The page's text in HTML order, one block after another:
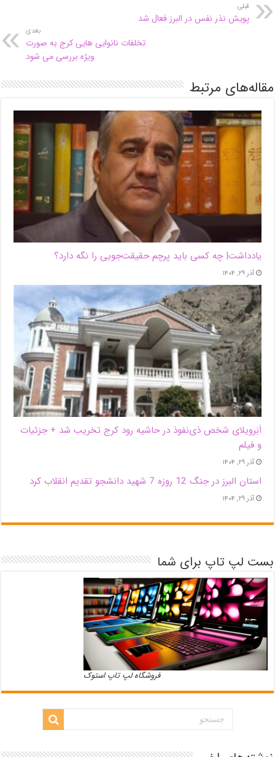
قبلی
پویش نذر نفس در البرز فعال شد
بعدی
تخلفات نانوایی هایی کرج به صورت
ویژه بررسی می شود
مقاله‌های مرتبط
یادداشت| ‌چه کسی باید پرچم حقیقت‌جویی را نگه دارد؟
آذر ۲۹, ۱۴۰۴
اَبَر‌ویلای شخص ذی‌نفوذ در حاشیه‌ رود کرج تخریب شد + جزئیات
و فیلم
آذر ۲۹, ۱۴۰۴
استان البرز در جنگ 12 روزه 7 شهید دانشجو تقدیم انقلاب کرد
آذر ۲۹, ۱۴۰۴
بست لپ تاپ برای شما
فروشگاه لپ تاپ استوک